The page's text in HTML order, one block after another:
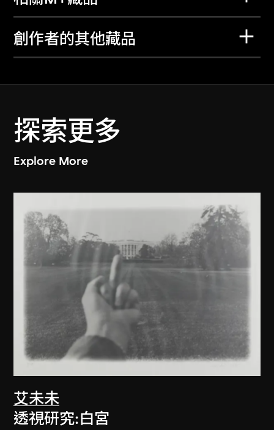
創作者的其他藏品
探索更多
Explore More
艾未未
透視研究:白宮